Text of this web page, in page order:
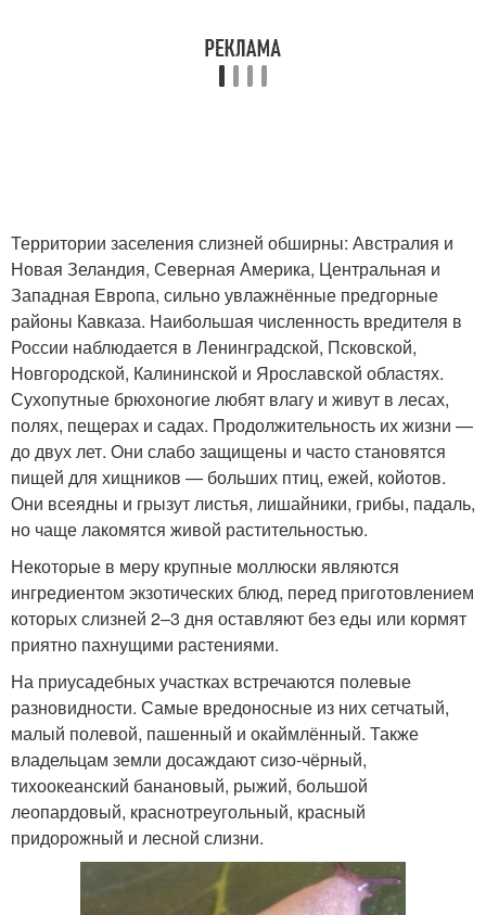
Территории заселения слизней обширны: Австралия и
Новая Зеландия, Северная Америка, Центральная и
Западная Европа, сильно увлажнённые предгорные
районы Кавказа. Наибольшая численность вредителя в
России наблюдается в Ленинградской, Псковской,
Новгородской, Калининской и Ярославской областях.
Сухопутные брюхоногие любят влагу и живут в лесах,
полях, пещерах и садах. Продолжительность их жизни —
до двух лет. Они слабо защищены и часто становятся
пищей для хищников — больших птиц, ежей, койотов.
Они всеядны и грызут листья, лишайники, грибы, падаль,
но чаще лакомятся живой растительностью.
Некоторые в меру крупные моллюски являются
ингредиентом экзотических блюд, перед приготовлением
которых слизней 2–3 дня оставляют без еды или кормят
приятно пахнущими растениями.
На приусадебных участках встречаются полевые
разновидности. Самые вредоносные из них сетчатый,
малый полевой, пашенный и окаймлённый. Также
владельцам земли досаждают сизо-чёрный,
тихоокеанский банановый, рыжий, большой
леопардовый, краснотреугольный, красный
придорожный и лесной слизни.